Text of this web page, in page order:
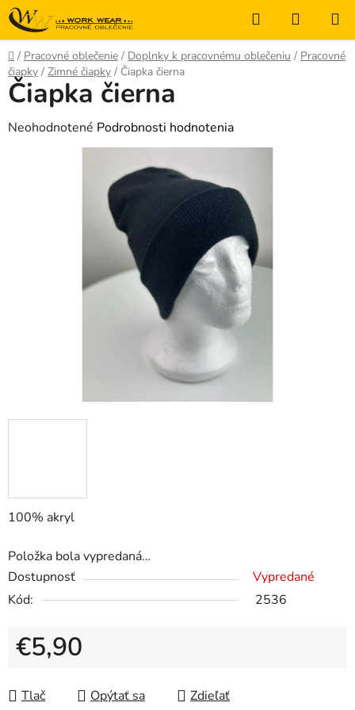
Prejsť
na
obsah
Hľadať
KOŠÍK
Domov
/ Pracovné oblečenie / Doplnky k pracovnému oblečeniu / Pracovné
čiapky / Zimné čiapky / Čiapka čierna
100% akryl
Položka bola vypredaná…
Dostupnosť
Vypredané
Kód:
2536
€5,90
Tlač
Opýtať sa Zdieľať
Čiapka čierna
Priemerné
Neohodnotené Podrobnosti hodnotenia